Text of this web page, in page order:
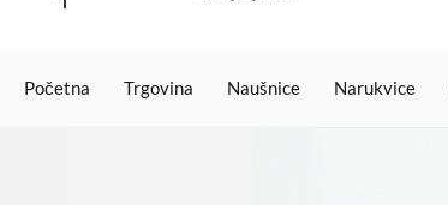
Početna Trgovina Naušnice Narukvice